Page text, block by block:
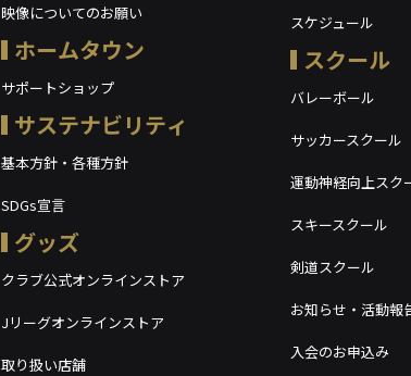
映像についてのお願い
ホームタウン
サポートショップ
サステナビリティ
基本方針・各種方針
SDGs宣言
グッズ
クラブ公式オンラインストア
Jリーグオンラインストア
取り扱い店舗
スケジュール
スクール
バレーボール
サッカースクール
運動神経向上スク
スキースクール
剣道スクール
お知らせ・活動報
入会のお申込み